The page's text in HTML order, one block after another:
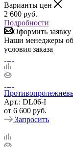
Варианты цен
2 600 руб.
Подробности
Оформить заявку
Наши менеджеры
условия заказа
Арт.: DL06-I
от 6 600 руб.
Запросить